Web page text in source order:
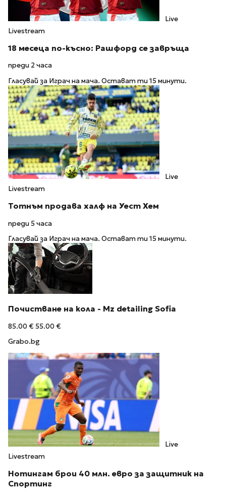
Live
Livestream
18 месеца по-късно: Рашфорд се завръща
преди 2 часа
Гласувай за Играч на мача. Остават ти 15 минути.
Live
Livestream
Тотнъм продава халф на Уест Хем
преди 5 часа
Гласувай за Играч на мача. Остават ти 15 минути.
Почистване на кола - Mz detailing Sofia
85.00 €55.00 €
Grabo.bg
Live
Livestream
Нотингам брои 40 млн. евро за защитник на
Спортинг